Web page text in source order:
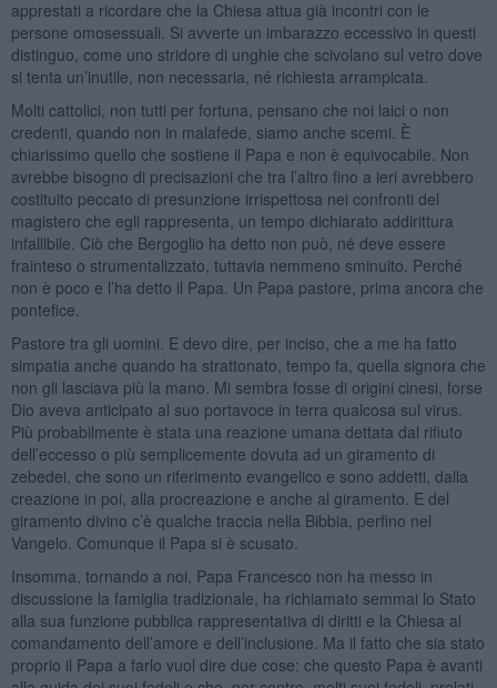
apprestati a ricordare che la Chiesa attua già incontri con le
persone omosessuali. Si avverte un imbarazzo eccessivo in questi
distinguo, come uno stridore di unghie che scivolano sul vetro dove
si tenta un’inutile, non necessaria, né richiesta arrampicata.
Molti cattolici, non tutti per fortuna, pensano che noi laici o non
credenti, quando non in malafede, siamo anche scemi. È
chiarissimo quello che sostiene il Papa e non è equivocabile. Non
avrebbe bisogno di precisazioni che tra l’altro fino a ieri avrebbero
costituito peccato di presunzione irrispettosa nei confronti del
magistero che egli rappresenta, un tempo dichiarato addirittura
infallibile. Ciò che Bergoglio ha detto non può, né deve essere
frainteso o strumentalizzato, tuttavia nemmeno sminuito. Perché
non è poco e l’ha detto il Papa. Un Papa pastore, prima ancora che
pontefice.
Pastore tra gli uomini. E devo dire, per inciso, che a me ha fatto
simpatia anche quando ha strattonato, tempo fa, quella signora che
non gli lasciava più la mano. Mi sembra fosse di origini cinesi, forse
Dio aveva anticipato al suo portavoce in terra qualcosa sul virus.
Più probabilmente è stata una reazione umana dettata dal rifiuto
dell’eccesso o più semplicemente dovuta ad un giramento di
zebedei, che sono un riferimento evangelico e sono addetti, dalla
creazione in poi, alla procreazione e anche al giramento. E del
giramento divino c’è qualche traccia nella Bibbia, perfino nel
Vangelo. Comunque il Papa si è scusato.
Insomma, tornando a noi, Papa Francesco non ha messo in
discussione la famiglia tradizionale, ha richiamato semmai lo Stato
alla sua funzione pubblica rappresentativa di diritti e la Chiesa al
comandamento dell’amore e dell’inclusione. Ma il fatto che sia stato
proprio il Papa a farlo vuol dire due cose: che questo Papa è avanti